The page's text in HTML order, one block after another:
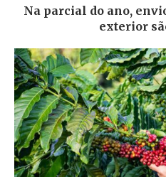
Na parcial do ano,
exterior